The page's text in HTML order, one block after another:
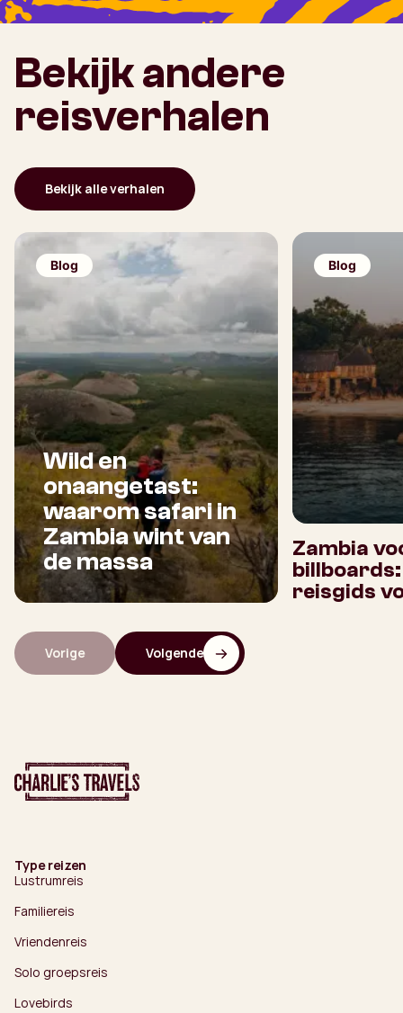
Bekijk andere
reisverhalen
Bekijk alle verhalen
Blog
Wild en
onaangetast:
waarom safari in
Zambia wint van
de massa
Blog
Zambia
reisgids
Vorige Volgende
Type reizen
Lustrumreis
Familiereis
Vriendenreis
Solo groepsreis
Lovebirds